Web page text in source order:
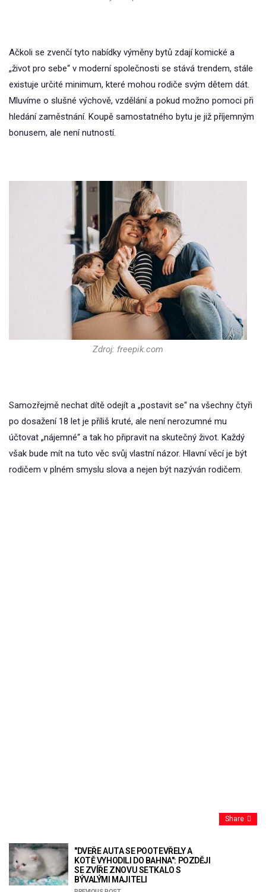
Ačkoli se zvenčí tyto nabídky výměny bytů zdají komické a
„život pro sebe“ v moderní společnosti se stává trendem, stále
existuje určité minimum, které mohou rodiče svým dětem dát.
Mluvíme o slušné výchově, vzdělání a pokud možno pomoci při
hledání zaměstnání. Koupě samostatného bytu je již příjemným
bonusem, ale není nutností.
Zdroj: freepik.com
Samozřejmě nechat dítě odejít a „postavit se“ na všechny čtyři
po dosažení 18 let je příliš kruté, ale není nerozumné mu
účtovat „nájemné“ a tak ho připravit na skutečný život. Každý
však bude mít na tuto věc svůj vlastní názor. Hlavní věcí je být
rodičem v plném smyslu slova a nejen být nazýván rodičem.
Share
"DVEŘE AUTA SE POOTEVŘELY A
KOTĚ VYHODILI DO BAHNA": POZDĚJI
SE ZVÍŘE ZNOVU SETKALO S
BÝVALÝMI MAJITELI